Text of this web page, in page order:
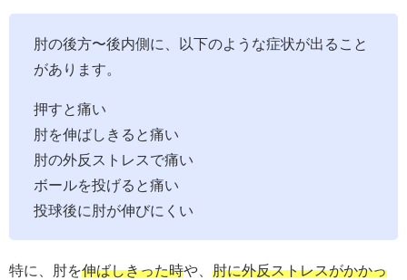
肘の後方〜後内側に、以下のような症状が出ること
があります。
押すと痛い
肘を伸ばしきると痛い
肘の外反ストレスで痛い
ボールを投げると痛い
投球後に肘が伸びにくい
特に、肘を伸ばしきった時や、 肘に外反ストレスがかかっ